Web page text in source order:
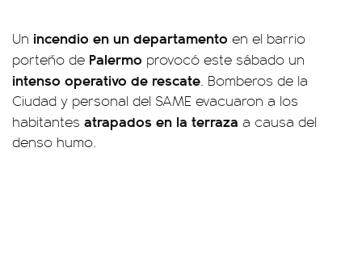
Un incendio en un departamento en el barrio
porteño de Palermo provocó este sábado un
intenso operativo de rescate. Bomberos de la
Ciudad y personal del SAME evacuaron a los
habitantes atrapados en la terraza a causa del
denso humo.